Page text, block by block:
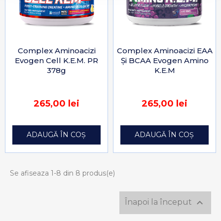
Complex Aminoacizi
Evogen Cell K.E.M. PR
378g
265,00 lei
ADAUGĂ ÎN COȘ
Complex Aminoacizi EAA
Și BCAA Evogen Amino
K.E.M
265,00 lei
ADAUGĂ ÎN COȘ
Se afiseaza 1-8 din 8 produs(e)
Înapoi la început 